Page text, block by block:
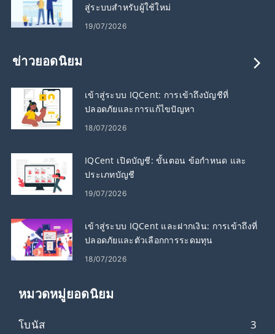
สู่ระบบสำหรับผู้ใช้ใหม่
19/07/2026
ข่าวยอดนิยม
เข้าสู่ระบบ IQCent: การเข้าถึงบัญชีที่
ปลอดภัยและการแก้ไขปัญหา
18/07/2026
IQCent เปิดบัญชี: ขั้นตอน ข้อกำหนด และ
ประเภทบัญชี
19/07/2026
เข้าสู่ระบบ IQCent และฝากเงิน: การเข้าถึงที่
ปลอดภัยและตัวเลือกการระดมทุน
18/07/2026
หมวดหมู่ยอดนิยม
โบนัส
3